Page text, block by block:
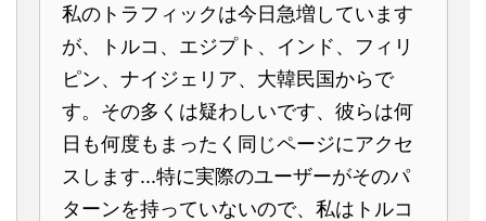
私のトラフィックは今日急増しています
が、トルコ、エジプト、インド、フィリ
ピン、ナイジェリア、大韓民国からで
す。その多くは疑わしいです、彼らは何
日も何度もまったく同じページにアクセ
スします...特に実際のユーザーがそのパ
ターンを持っていないので、私はトルコ